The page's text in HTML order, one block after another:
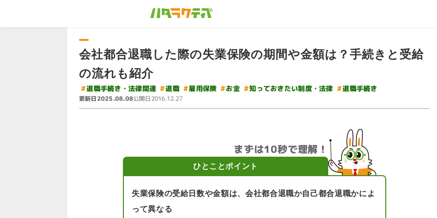
会社都合退職した際の失業保険の期間や金額は？手続きと受給
の流れも紹介
#退職手続き・法律関連 #退職 #雇用保険 #お金 #知っておきたい制度・法律 #退職手続き
更新日2025.08.08公開日2016.12.27
まずは10秒で理解！
ひとことポイント
失業保険の受給日数や金額は、会社都合退職か自己都合退職かによ
って異なる